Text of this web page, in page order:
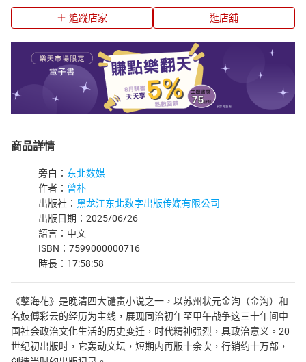
追蹤店家 逛店舖
商品詳情
旁白： 东北数媒
作者： 曾朴
出版社： 黑龙江东北数字出版传媒有限公司
出版日期：2025/06/26
語言：中文
ISBN：7599000000716
時長：17:58:58
《孽海花》是晚清四大谴责小说之一，以苏州状元金汮（金沟）和
名妓傅彩云的经历为主线，展现同治初年至甲午战争这三十年间中
国社会政治文化生活的历史变迁，时代精神强烈，具政治意义。20
世纪初出版时，它轰动文坛，短期内再版十余次，行销约十万部，